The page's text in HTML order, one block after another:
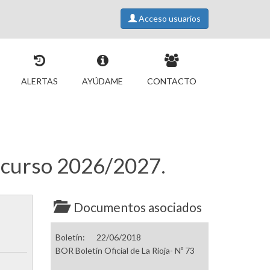
Acceso usuarios
ALERTAS AYÚDAME CONTACTO
2026/2027.
Documentos asociados
Boletín:
22/06/2018
BOR Boletín Oficial de La Rioja- Nº 73